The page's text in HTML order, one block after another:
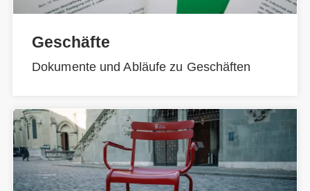
Geschäfte
Dokumente und Abläufe zu Geschäften